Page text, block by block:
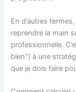
En d’autres
reprendre la main
professionnelle.
bien”) à une
que je dois faire